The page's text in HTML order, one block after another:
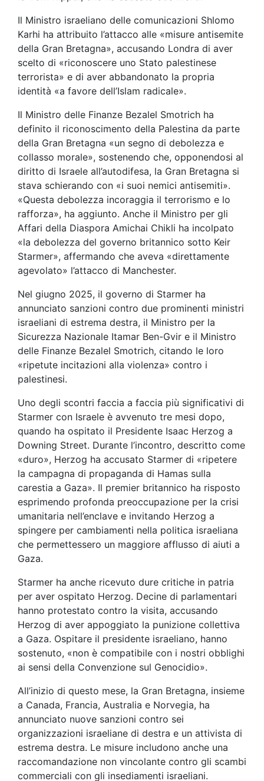
Il Ministro israeliano delle comunicazioni Shlomo
Karhi ha attribuito l’attacco alle «misure antisemite
della Gran Bretagna», accusando Londra di aver
scelto di «riconoscere uno Stato palestinese
terrorista» e di aver abbandonato la propria
identità «a favore dell’Islam radicale».
Il Ministro delle Finanze Bezalel Smotrich ha
definito il riconoscimento della Palestina da parte
della Gran Bretagna «un segno di debolezza e
collasso morale», sostenendo che, opponendosi al
diritto di Israele all’autodifesa, la Gran Bretagna si
stava schierando con «i suoi nemici antisemiti».
«Questa debolezza incoraggia il terrorismo e lo
rafforza», ha aggiunto. Anche il Ministro per gli
Affari della Diaspora Amichai Chikli ha incolpato
«la debolezza del governo britannico sotto Keir
Starmer», affermando che aveva «direttamente
agevolato» l’attacco di Manchester.
Nel giugno 2025, il governo di Starmer ha
annunciato sanzioni contro due prominenti ministri
israeliani di estrema destra, il Ministro per la
Sicurezza Nazionale Itamar Ben-Gvir e il Ministro
delle Finanze Bezalel Smotrich, citando le loro
«ripetute incitazioni alla violenza» contro i
palestinesi.
Uno degli scontri faccia a faccia più significativi di
Starmer con Israele è avvenuto tre mesi dopo,
quando ha ospitato il Presidente Isaac Herzog a
Downing Street. Durante l’incontro, descritto come
«duro», Herzog ha accusato Starmer di «ripetere
la campagna di propaganda di Hamas sulla
carestia a Gaza». Il premier britannico ha risposto
esprimendo profonda preoccupazione per la crisi
umanitaria nell’enclave e invitando Herzog a
spingere per cambiamenti nella politica israeliana
che permettessero un maggiore afflusso di aiuti a
Gaza.
Starmer ha anche ricevuto dure critiche in patria
per aver ospitato Herzog. Decine di parlamentari
hanno protestato contro la visita, accusando
Herzog di aver appoggiato la punizione collettiva
a Gaza. Ospitare il presidente israeliano, hanno
sostenuto, «non è compatibile con i nostri obblighi
ai sensi della Convenzione sul Genocidio».
All’inizio di questo mese, la Gran Bretagna, insieme
a Canada, Francia, Australia e Norvegia, ha
annunciato nuove sanzioni contro sei
organizzazioni israeliane di destra e un attivista di
estrema destra. Le misure includono anche una
raccomandazione non vincolante contro gli scambi
commerciali con gli insediamenti israeliani.